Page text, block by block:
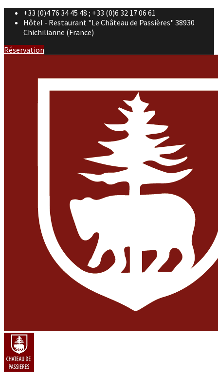
+33 (0)4 76 34 45 48 ; +33 (0)6 32 17 06 61
Hôtel - Restaurant "Le Château de Passières" 38930
Chichilianne (France)
Réservation